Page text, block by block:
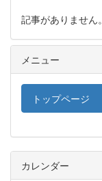
記事がありません。
メニュー
トップページ
カレンダー